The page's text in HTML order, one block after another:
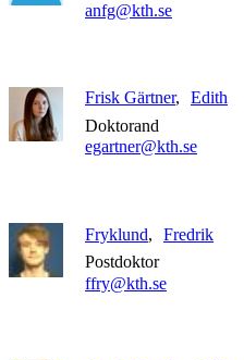
anfg@kth.se
Frisk Gärtner
Edith
Doktorand
egartner@kth.se
Fryklund
Fredrik
Postdoktor
ffry@kth.se